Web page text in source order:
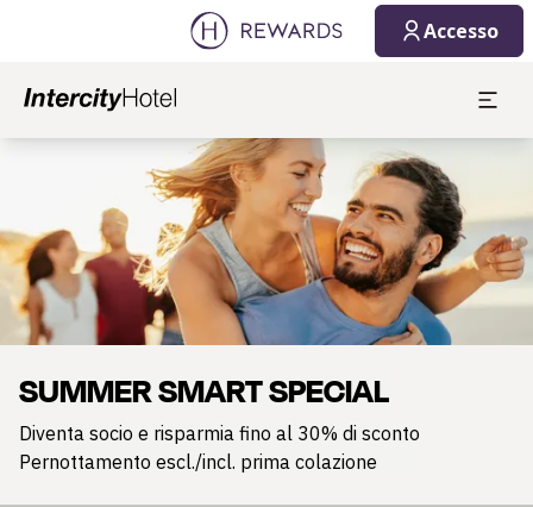
Accesso
SUMMER SMART SPECIAL
Diventa socio e risparmia fino al 30% di sconto
Pernottamento escl./incl. prima colazione